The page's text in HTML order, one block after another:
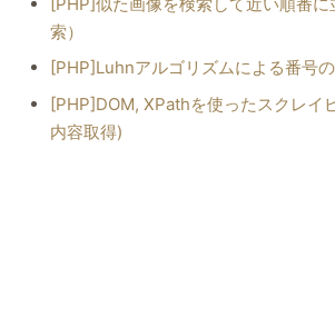
索）
[PHP]Luhnアルゴリズムによる番号
[PHP]DOM, XPathを使ったスクレイ
内容取得)